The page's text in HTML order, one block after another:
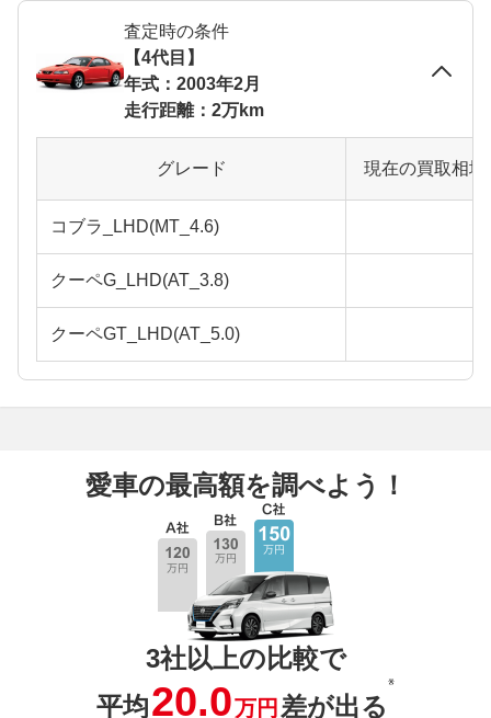
査定時の条件
【4代目】
年式：2003年2月
走行距離：2万km
グレード 現在の買取相
コブラ_LHD(MT_4.6)
クーペG_LHD(AT_3.8)
クーペGT_LHD(AT_5.0)
愛車の最高額を調べよう！
3社以上の比較で
平均20.0万円 差が出る
※